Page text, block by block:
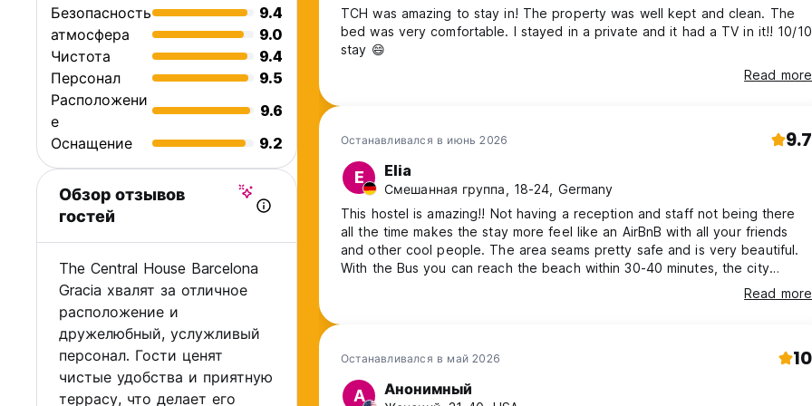
TCH Barcelona Gràcia может в любое время отменить Бронирование, если Хостел становится недоступным по
зависящим от TCH Barcelona Gràcia, и в этом случае TCH Barcelona Gràcia выплатит Клиенту полный возврат любых
любых уплаченных сборов за бронирование, за исключением тех, которые выплачиваются Hostelworld, как депозит за
бронирование.
ТКП Barcelona Gràcia имеет право в любое время отменить Бронирование, если платежные реквизиты,
Клиентом, недействительны и Клиент не может предоставить альтернативные действительные данные.
Администрация может запросить предварительную авторизацию вашей кредитной карты. Если она не сработает, с
свяжутся и попросят обновить данные его/ее кредитной карты. Если гость не ответит в течение 48 часов,
имеет право отменить бронирование. (Auto-translated from original language)
Безопасность
9.4
атмосфера
9.0
Чистота
9.4
Персонал
9.5
Расположени
е
9.6
Оснащение
9.2
Обзор отзывов
гостей
The Central House Barcelona
Gracia хвалят за отличное
расположение и
дружелюбный, услужливый
персонал. Гости ценят
чистые удобства и приятную
террасу, что делает его
TCH was amazing to stay in! The property was well kept and clean. The
bed was very comfortable. I stayed in a private and it had a TV in it!! 10/10
stay 😄
Read more
Останавливался в июнь 2026 9.7
E Elia
Смешанная группа, 18-24, Germany
This hostel is amazing!! Not having a reception and staff not being there
all the time makes the stay more feel like an AirBnB with all your friends
and other cool people. The area seams pretty safe and is very beautiful.
With the Bus you can reach the beach within 30-40 minutes, the city
center in about 20 minutes (metro). I would recommend it very much 😋
Read more
Останавливался в май 2026 10
А Анонимный